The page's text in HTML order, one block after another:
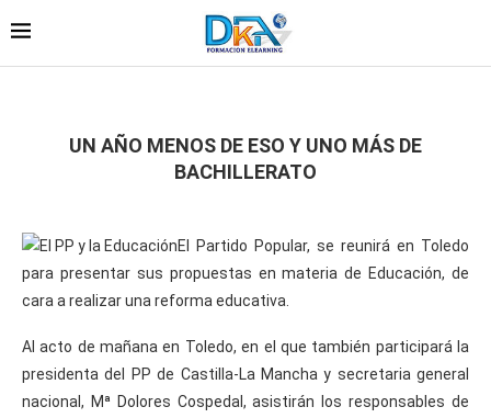
UN AÑO MENOS DE ESO Y UNO MÁS DE
BACHILLERATO
El Partido Popular, se reunirá en Toledo
para presentar sus propuestas en materia de Educación, de
cara a realizar una reforma educativa.
Al acto de mañana en Toledo, en el que también participará la
presidenta del PP de Castilla-La Mancha y secretaria general
nacional, Mª Dolores Cospedal, asistirán los responsables de